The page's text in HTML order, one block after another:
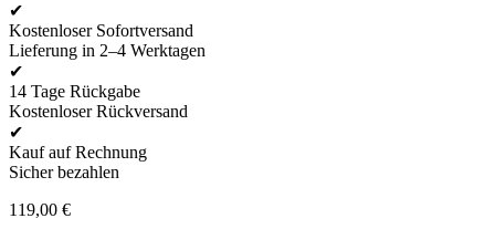
✔
Kostenloser Sofortversand
Lieferung in 2–4 Werktagen
✔
14 Tage Rückgabe
Kostenloser Rückversand
✔
Kauf auf Rechnung
Sicher bezahlen
119,00 €